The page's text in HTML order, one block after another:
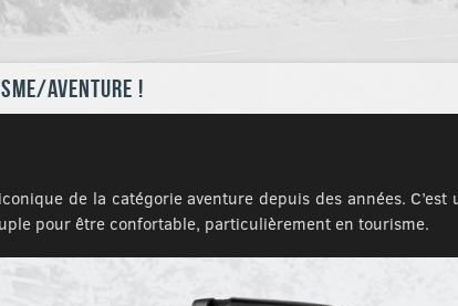
aventure !
de la catégorie aventure depuis des années.
pour être confortable, particulièrement en tourisme.